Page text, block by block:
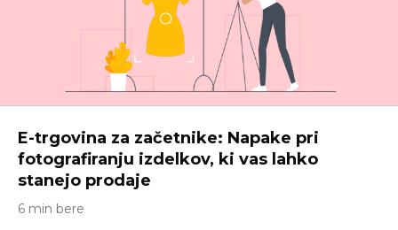
E-trgovina za začetnike: Napake pri
fotografiranju izdelkov, ki vas lahko
stanejo prodaje
6 min bere